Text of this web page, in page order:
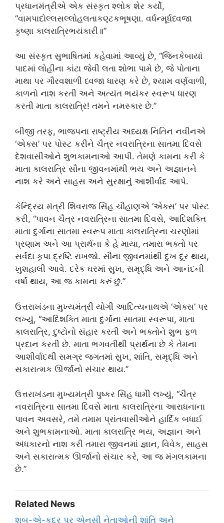
પ્રધાનમંત્રીએ એક સંસ્કૃત શ્લોક શેર કર્યો,
“વામપાદોલ્લસલ્લોહલતાકણ્ટકભૂષણા. વર્ધન્મૂર્ધધ્વજા
કૃષ્ણા કાલરાત્રિભયંકારી॥”
આ સંસ્કૃત સુભાષિતમાં કહેવામાં આવ્યું છે, “જિનકેબાયાં
પાદમાં લોહીના કાંટા જેવી લતા શોભા પામે છે, જે પોતાના
માથા પર ગૌરવશાળી ધ્વજા ધારણ કરે છે, શ્યામ વર્ણવાળી,
કાળનો નાશ કરતી અને અત્યંત ભયંકર સ્વરૂપ ધારણ
કરતી માતા કાલરાત્રિ! તમને નમસ્કાર છે.”
બીજી તરફ, ભાજપના રાષ્ટ્રીય અધ્યક્ષ નિતિન નવીનએ
‘એક્સ’ પર પોસ્ટ કરીને ચૈત્ર નવરાત્રિના સાતમા દિવસે
દેશવાસીઓને શુભકામનાઓ આપી. તેમણે કામના કરી કે
માતા કાલરાત્રિ સૌના જીવનમાંથી ભય અને અજ્ઞાનને
નાશ કરે અને સાહસ અને સુરક્ષાનું આશીર્વાદ આપે.
કેન્દ્રિય મંત્રી શિવરાજ સિંહ ચૌહાણએ ‘એક્સ’ પર પોસ્ટ
કરી, “પાવન ચૈત્ર નવરાત્રિના સાતમા દિવસે, આદિશક્તિ
માતા દુર્ગાના સાતમા સ્વરૂપ માતા કાલરાત્રિના ચરણોમાં
પ્રણામ અને આ પ્રાર્થના કે હે માયા, તમારા ભક્તો પર
સર્વદા કૃપા દ્રષ્ટિ રાખજો. સૌના જીવનમાંથી દુખ દૂર થાય,
ખુશહાલી આવે. દરેક ઘરમાં સુખ, સમૃદ્ધિ અને આનંદની
વર્ષા થાય, આ જ કામના કરું છું.”
ઉત્તરાખંડના મુખ્યમંત્રી યોગી આદિત્યનાથએ ‘એક્સ’ પર
લખ્યું, “આદિશક્તિ માતા દુર્ગાના સાતમા સ્વરૂપા, માતા
કાલરાત્રિ, દુષ્ટોનો સંહાર કરતી અને ભક્તોને શુભ ફળ
પ્રદાન કરતી છે. માતા ભગવતીથી પ્રાર્થના છે કે તેમના
આશીર્વાદથી સમગ્ર જગતમાં સુખ, શાંતિ, સમૃદ્ધિ અને
સકારાત્મક ઊર્જાનો સંચાર થાય.”
ઉત્તરાખંડના મુખ્યમંત્રી પુષ્કર સિંહ ધામીે લખ્યું, “ચૈત્ર
નવરાત્રિના સાતમા દિવસે માતા કાલરાત્રિના આરાધનાના
પાવન અવસરે, તમે તમામ પ્રાંતવાસીઓને હાર્દિક બધાઈ
અને શુભકામનાઓ. માતા કાલરાત્રિ ભય, અજ્ઞાન અને
અંધકારનો નાશ કરી તમારા જીવનમાં જ્ઞાન, વિવેક, સાહસ
અને સકારાત્મક ઊર્જાનો સંચાર કરે, આ જ મંગલકામના
છે.”
Related News
શબ-એ-કદ્ર પર એનસી નેતાઓની શાંતિ અને